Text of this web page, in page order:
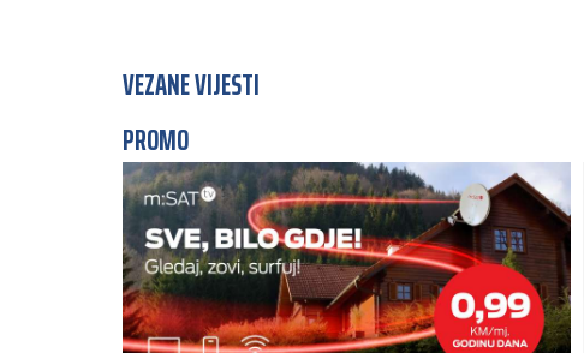
VEZANE VIJESTI
PROMO